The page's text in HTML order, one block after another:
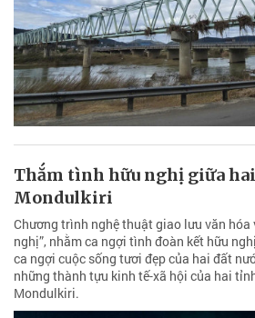
Thắm tình hữu nghị giữa
Mondulkiri
Chương trình nghệ thuật giao lưu văn hóa
nghị”, nhằm ca ngợi tình đoàn kết hữu
ca ngợi cuộc sống tươi đẹp của hai đất
những thành tựu kinh tế-xã hội của hai
Mondulkiri.